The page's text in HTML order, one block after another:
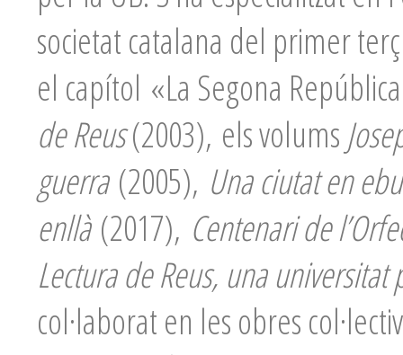
societat catalana del primer
el capítol «La Segona
de Reus(2003), els volums
guerra(2005), Una ciutat en
enllà(2017), Centenari de
Lectura deReus, una
col·laborat en les obres